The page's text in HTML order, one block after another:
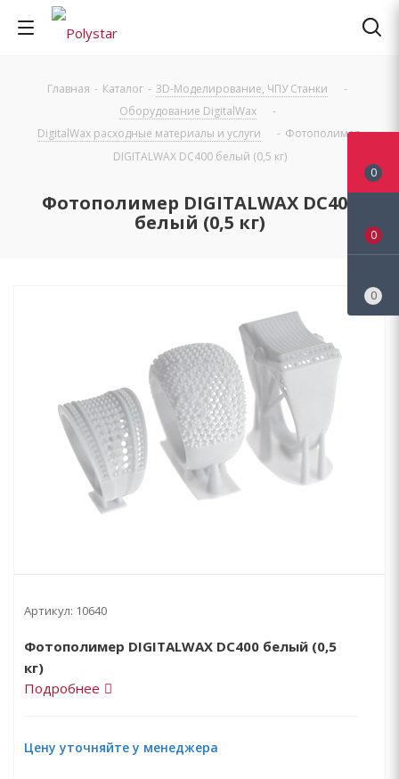
Главная - Каталог - 3D-Моделирование, ЧПУ Станки
-
Оборудование DigitalWax
-
DigitalWax расходные материалы и услуги
- Фотополимер
DIGITALWAX DC400 белый (0,5 кг)
Фотополимер DIGITALWAX DC400
белый (0,5 кг)
Артикул: 10640
Фотополимер DIGITALWAX DC400 белый (0,5
кг)
Подробнее
Цену уточняйте у менеджера
0
0
0